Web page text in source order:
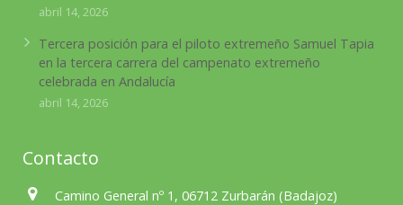
abril 14, 2026
Tercera posición para el piloto extremeño Samuel Tapia
en la tercera carrera del campenato extremeño
celebrada en Andalucía
abril 14, 2026
Contacto
Camino General nº 1, 06712 Zurbarán (Badajoz)